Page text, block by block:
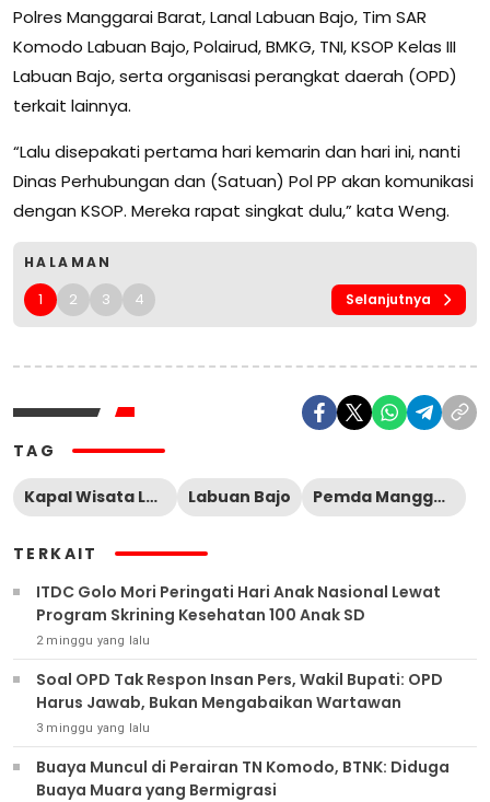
Polres Manggarai Barat, Lanal Labuan Bajo, Tim SAR
Komodo Labuan Bajo, Polairud, BMKG, TNI, KSOP Kelas III
Labuan Bajo, serta organisasi perangkat daerah (OPD)
terkait lainnya.
“Lalu disepakati pertama hari kemarin dan hari ini, nanti
Dinas Perhubungan dan (Satuan) Pol PP akan komunikasi
dengan KSOP. Mereka rapat singkat dulu,” kata Weng.
HALAMAN
1 2 3 4 Selanjutnya
TAG
Kapal Wisata Labuan Bajo Labuan Bajo Pemda Manggarai Barat
TERKAIT
ITDC Golo Mori Peringati Hari Anak Nasional Lewat
Program Skrining Kesehatan 100 Anak SD
2 minggu yang lalu
Soal OPD Tak Respon Insan Pers, Wakil Bupati: OPD
Harus Jawab, Bukan Mengabaikan Wartawan
3 minggu yang lalu
Buaya Muncul di Perairan TN Komodo, BTNK: Diduga
Buaya Muara yang Bermigrasi